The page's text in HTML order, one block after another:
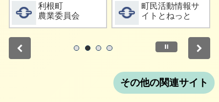
詳細をみる
利根町
農業委員会
詳細をみる
町民活動情報サ
イトとねっと
停止
その他の関連サイト